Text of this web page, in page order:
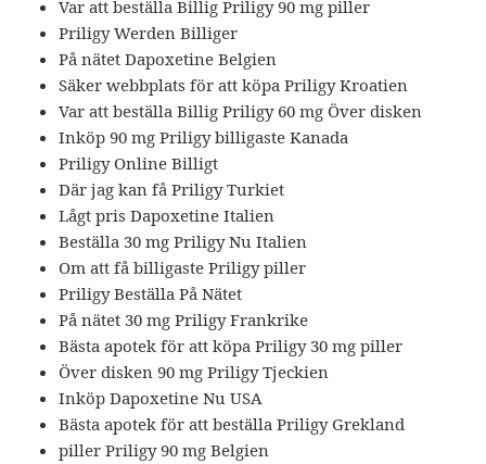
Var att beställa Billig Priligy 90 mg piller
Priligy Werden Billiger
På nätet Dapoxetine Belgien
Säker webbplats för att köpa Priligy Kroatien
Var att beställa Billig Priligy 60 mg Över disken
Inköp 90 mg Priligy billigaste Kanada
Priligy Online Billigt
Där jag kan få Priligy Turkiet
Lågt pris Dapoxetine Italien
Beställa 30 mg Priligy Nu Italien
Om att få billigaste Priligy piller
Priligy Beställa På Nätet
På nätet 30 mg Priligy Frankrike
Bästa apotek för att köpa Priligy 30 mg piller
Över disken 90 mg Priligy Tjeckien
Inköp Dapoxetine Nu USA
Bästa apotek för att beställa Priligy Grekland
piller Priligy 90 mg Belgien